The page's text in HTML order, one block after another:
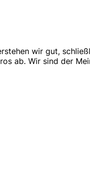
wir gut,
ab. Wir sind der